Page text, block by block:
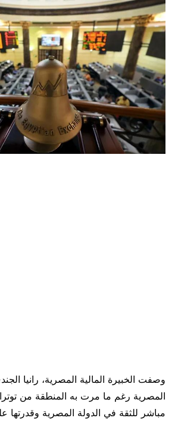
وصفت الخبيرة المالية المصرية، رانيا
المصرية رغم ما مرت به المنطقة من
مباشر للثقة في الدولة المصرية وقدرتها